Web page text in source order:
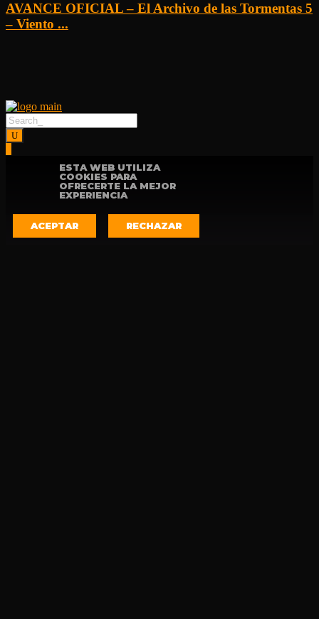
AVANCE OFICIAL – El Archivo de las Tormentas 5
– Viento ...
ESTA WEB UTILIZA
COOKIES PARA
OFRECERTE LA MEJOR
EXPERIENCIA
ACEPTAR RECHAZAR